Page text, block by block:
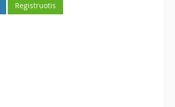
Registruotis